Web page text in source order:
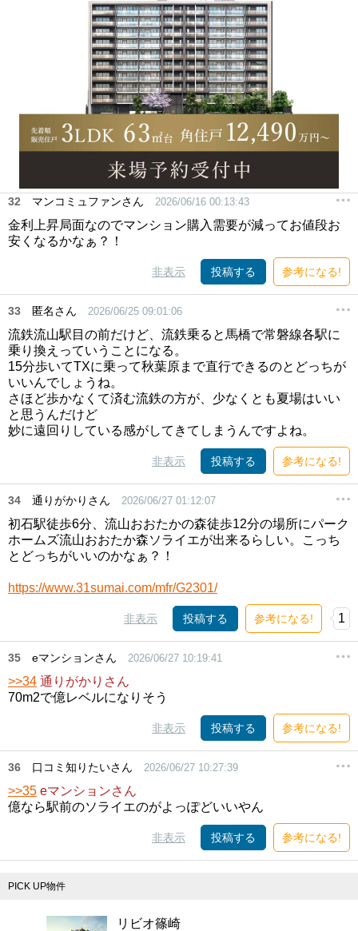
32 マンコミュファンさん 2026/06/16 00:13:43
金利上昇局面なのでマンション購入需要が減ってお値段お
安くなるかなぁ？！
非表示 投稿する 参考になる!
33 匿名さん 2026/06/25 09:01:06
流鉄流山駅目の前だけど、流鉄乗ると馬橋で常磐線各駅に
乗り換えっていうことになる。
15分歩いてTXに乗って秋葉原まで直行できるのとどっちが
いいんでしょうね。
さほど歩かなくて済む流鉄の方が、少なくとも夏場はいい
と思うんだけど
妙に遠回りしている感がしてきてしまうんですよね。
非表示 投稿する 参考になる!
34 通りがかりさん 2026/06/27 01:12:07
初石駅徒歩6分、流山おおたかの森徒歩12分の場所にパーク
ホームズ流山おおたか森ソライエが出来るらしい。こっち
とどっちがいいのかなぁ？！
https://www.31sumai.com/mfr/G2301/
非表示 投稿する 参考になる! 1
35 eマンションさん 2026/06/27 10:19:41
>>34 通りがかりさん
70m2で億レベルになりそう
非表示 投稿する 参考になる!
36 口コミ知りたいさん 2026/06/27 10:27:39
>>35 eマンションさん
億なら駅前のソライエのがよっぽどいいやん
非表示 投稿する 参考になる!
PICK UP物件
リビオ篠崎